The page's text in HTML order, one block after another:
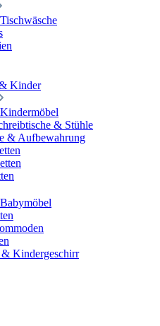
Kinder
& Stühle
& Aufbewahrung
Kindergeschirr